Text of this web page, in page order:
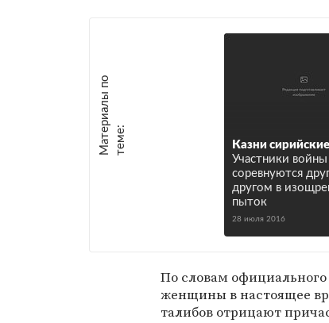
М
а
т е
р
и
а
л
ы
п
о
т
е
м
е :
Казни сирийские
Участники
соревнуются
другом в
пыток
28 июля 2016
По словам
женщины в настоящее
талибов отрицают